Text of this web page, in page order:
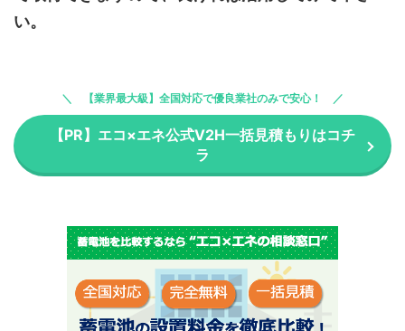
い。
【業界最大級】全国対応で優良業社のみで安心！
【PR】エコ×エネ公式V2H一括見積もりはコチ
ラ